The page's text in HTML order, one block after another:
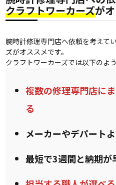
クラフトワーカーズが
腕時計修理専門店へ依頼を考えて
ズがオススメです。
クラフトワーカーズでは以下のよ
複数の修理専門店に
る
メーカーやデパート
最短で3週間と納期が